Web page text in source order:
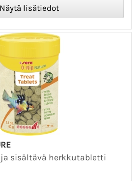
sisältävä herkkutabletti